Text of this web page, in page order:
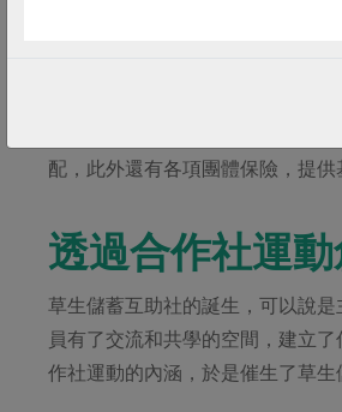
中華民國儲蓄互助協會主辦的亞洲
社員的義務是每月儲蓄至少100
機構更優惠的借款利率，同時享
配，此外還有各項團體保險，提
透過合作社運
草生儲蓄互助社的誕生，可以說
員有了交流和共學的空間，建立
作社運動的內涵，於是催生了草生